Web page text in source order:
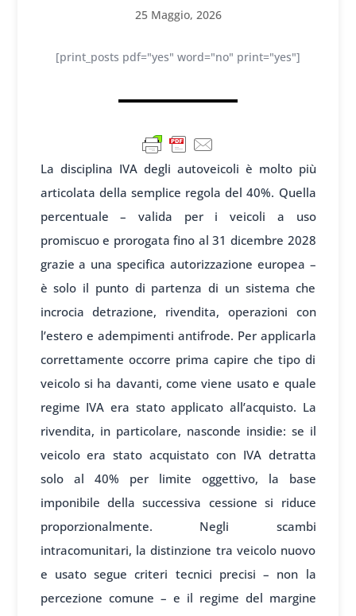
25 Maggio, 2026
[print_posts pdf="yes" word="no" print="yes"]
La disciplina IVA degli autoveicoli è molto più
articolata della semplice regola del 40%. Quella
percentuale – valida per i veicoli a uso
promiscuo e prorogata fino al 31 dicembre 2028
grazie a una specifica autorizzazione europea –
è solo il punto di partenza di un sistema che
incrocia detrazione, rivendita, operazioni con
l’estero e adempimenti antifrode. Per applicarla
correttamente occorre prima capire che tipo di
veicolo si ha davanti, come viene usato e quale
regime IVA era stato applicato all’acquisto. La
rivendita, in particolare, nasconde insidie: se il
veicolo era stato acquistato con IVA detratta
solo al 40% per limite oggettivo, la base
imponibile della successiva cessione si riduce
proporzionalmente. Negli scambi
intracomunitari, la distinzione tra veicolo nuovo
e usato segue criteri tecnici precisi – non la
percezione comune – e il regime del margine